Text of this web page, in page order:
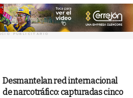
PUBLICITARIO
Desmantelan red internacional
de narcotráfico: capturadas cinco